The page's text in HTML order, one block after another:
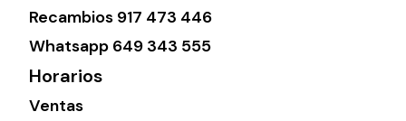
Recambios 917 473 446
Whatsapp 649 343 555
Horarios
Ventas